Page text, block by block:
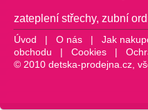
zateplení střechy, zubní
Úvod | O nás | Jak
obchodu | Cookies |
© 2010 detska-prodejna.cz,